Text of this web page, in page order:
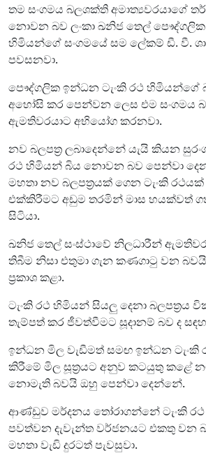
තම සංගමය බලශක්ති අමාත්‍යවරයාගේ
නොවන බව ලංකා ඛනිජ තෙල් පෞද්ගලික
හිමියන්ගේ සංගමයේ සම ලේකම් ඩී. වී.
පවසනවා.
පෞද්ගලික ඉන්ධන ටැංකි රථ හිමියන්ගේ
අහෝසි කර පෙන්වන ලෙස එම සංගමය
ඇමතිවරයාට අභියෝග කරනවා.
නව බලපත්‍ර ලබාදෙන්නේ යැයි කියන
රථ හිමියන් බිය නොවන බව පෙන්වා
මහතා නව බලපත්‍රයක් ගෙන ටැංකි
එක්කිරීමට අඩුම තරමින් මාස හයක්වත්
සිටියා.
ඛනිජ තෙල් සංස්ථාවේ නිලධාරීන්
තිබීම නිසා එතුමා ගැන කණගාටු වන
ප්‍රකාශ කළා.
ටැංකි රථ හිමියන් සියලු දෙනා බලපත්‍රය
තැම්පත් කර ජීවත්වීමට සූදානම් බව ද
ඉන්ධන මිල වැඩීමත් සමඟ ඉන්ධන ටැංකි
කිරීමේ මිල සූත්‍රයට අනුව කටයුතු කළේ
නොමැති බවයි ඔහු පෙන්වා දෙන්නේ.
ආණ්ඩුව මර්දනය තෝරාගන්නේ ටැංකි රථ
පවත්වන දැවැන්ත වර්ජනයට එකතු වන
මහතා වැඩි දුරටත් පැවසුවා.